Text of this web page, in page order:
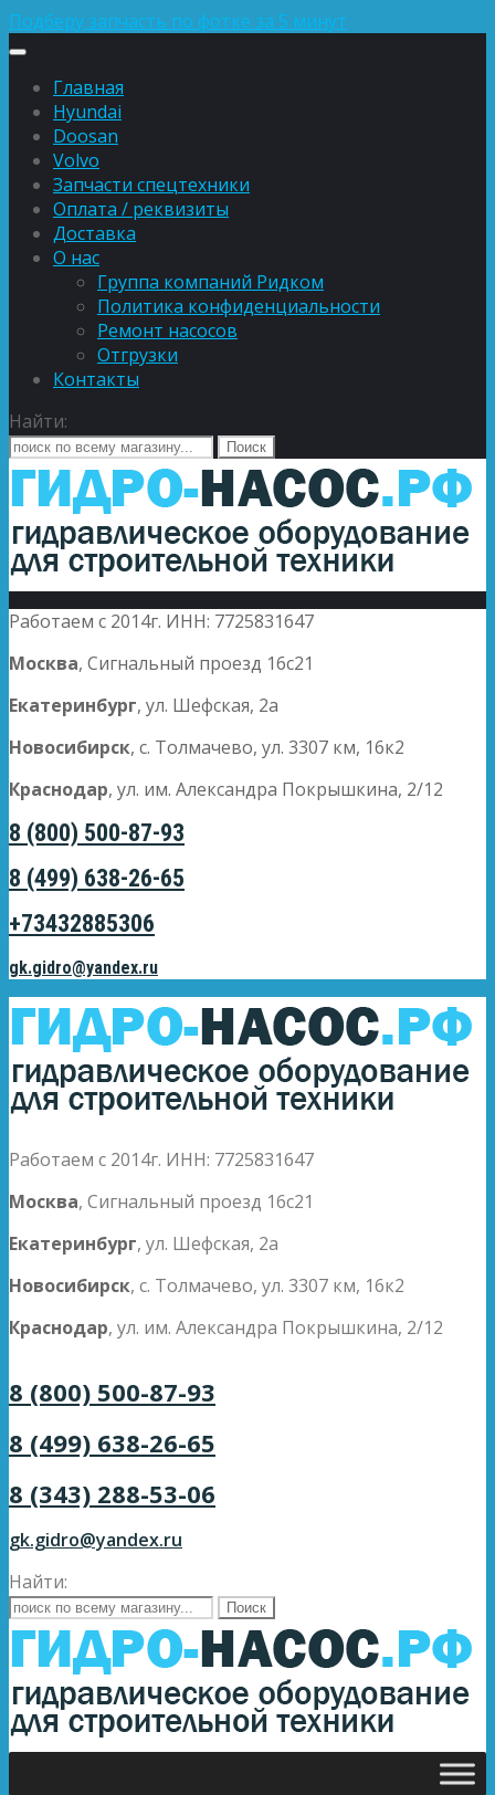
Подберу запчасть по фотке за 5 минут
Главная
Hyundai
Doosan
Volvo
Запчасти спецтехники
Оплата / реквизиты
Доставка
О нас
Группа компаний Ридком
Политика конфиденциальности
Ремонт насосов
Отгрузки
Контакты
Найти:
Работаем с 2014г. ИНН: 7725831647
Москва, Сигнальный проезд 16с21
Екатеринбург, ул. Шефская, 2а
Новосибирск, с. Толмачево, ул. 3307 км, 16к2
Краснодар, ул. им. Александра Покрышкина, 2/12
8 (800) 500-87-93
8 (499) 638-26-65
+73432885306
gk.gidro@yandex.ru
Работаем с 2014г. ИНН: 7725831647
Москва, Сигнальный проезд 16с21
Екатеринбург, ул. Шефская, 2а
Новосибирск, с. Толмачево, ул. 3307 км, 16к2
Краснодар, ул. им. Александра Покрышкина, 2/12
8 (800) 500-87-93
8 (499) 638-26-65
8 (343) 288-53-06
gk.gidro@yandex.ru
Найти: